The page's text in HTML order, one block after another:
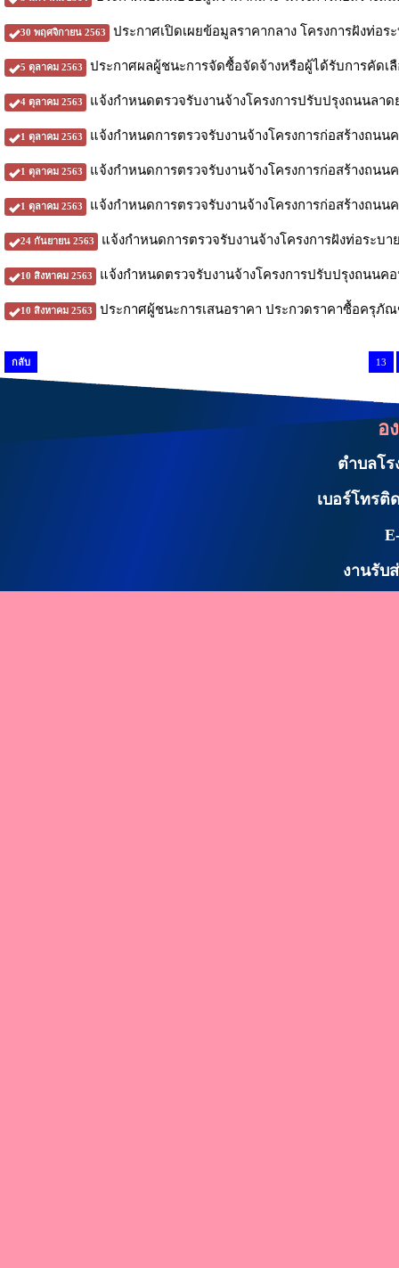
30 พฤศจิกายน 2563 ประกาศเปิดเผยข้อมูลราคากลาง โครงการฝังท่อ
5 ตุลาคม 2563 ประกาศผลผู้ชนะการจัดซื้อจัดจ้างหรือผู้ได้รับการคัดเ
4 ตุลาคม 2563 แจ้งกำหนดตรวจรับงานจ้างโครงการปรับปรุงถนนล
1 ตุลาคม 2563 แจ้งกำหนดการตรวจรับงานจ้างโครงการก่อสร้างถนน
1 ตุลาคม 2563 แจ้งกำหนดการตรวจรับงานจ้างโครงการก่อสร้างถน
1 ตุลาคม 2563 แจ้งกำหนดการตรวจรับงานจ้างโครงการก่อสร้างถนน
24 กันยายน 2563 แจ้งกำหนดการตรวจรับงานจ้างโครงการฝังท่อระ
10 สิงหาคม 2563 แจ้งกำหนดตรวจรับงานจ้างโครงการปรับปรุงถนนค
10 สิงหาคม 2563 ประกาศผู้ชนะการเสนอราคา ประกวดราคาซื้อครุภั
กลับ 13
อ
ตำบลโร
เบอร์โทรติ
งานรับ